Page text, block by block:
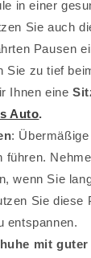
in einer
Sie auch
Pausen
Sie zu tief
Ihnen eine
Auto.
:
führen.
wenn Sie
Sie diese
entspannen.
mit